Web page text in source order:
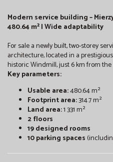
Modern service building –
480.64 m² | Wide adaptability
For sale a newly built, two-storey
architecture, located in a
historic Windmill, just 6 km from
Key parameters:
Usable area:480.64 m²
Footprint area:314.7 m²
Land area:1 331 m²
2 floors
19 designed rooms
10 parking spaces